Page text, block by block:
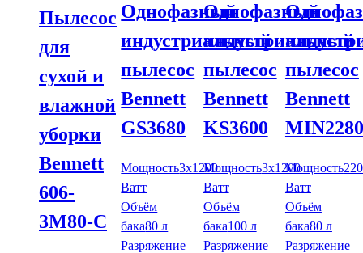
Пылесос
для
сухой и
влажной
уборки
Bennett
606-
3M80-C
Однофазный
индустриальный
пылесос
Bennett
GS3680
Мощность3x1200
Ватт
Объём
бака80 л
Разряжение
Однофазный
индустриальный
пылесос
Bennett
KS3600
Мощность3x1200
Ватт
Объём
бака100 л
Разряжение
пылесос
Bennett
Мощность
Ватт
Объём
бака80 л
Разряжение